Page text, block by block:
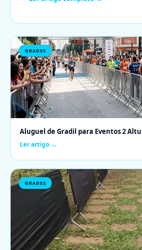
GRADES
Aluguel de Gradil para Eventos 2
Ler artigo →
GRADES